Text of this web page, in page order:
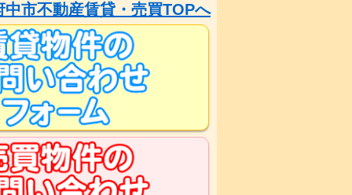
中市不動産賃貸・売買TOPへ